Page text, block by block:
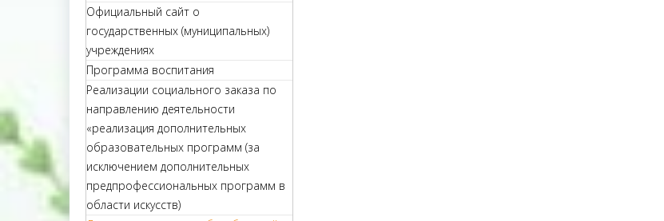
Официальный сайт о
государственных (муниципальных)
учреждениях
Программа воспитания
Реализации социального заказа по
направлению деятельности
«реализация дополнительных
образовательных программ (за
исключением дополнительных
предпрофессиональных программ в
области искусств)